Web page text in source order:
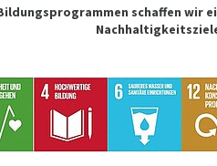
schaffen wir